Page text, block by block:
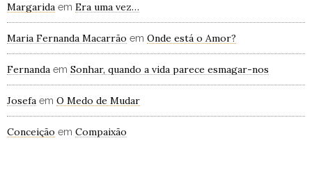
Margarida em Era uma vez…
Maria Fernanda Macarrão em Onde está o Amor?
Fernanda em Sonhar, quando a vida parece esmagar-nos
Josefa em O Medo de Mudar
Conceição em Compaixão